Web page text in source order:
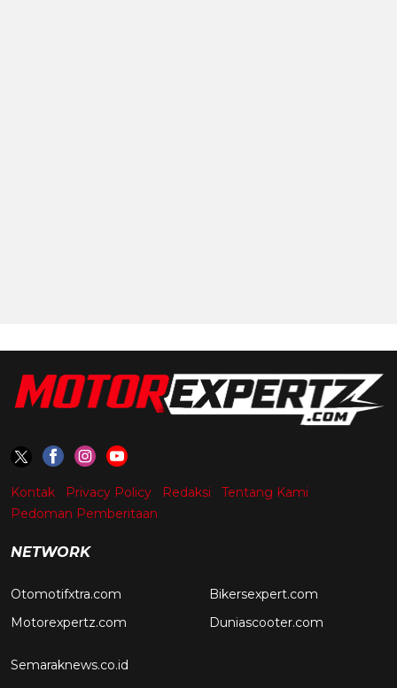
Kontak Privacy Policy Redaksi
Tentang Kami
Pedoman Pemberitaan
NETWORK
Otomotifxtra.com
Motorexpertz.com
Bikersexpert.com
Duniascooter.com
Semaraknews.co.id